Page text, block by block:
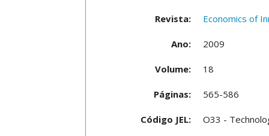
Revista: Economics of
Ano: 2009
Volume: 18
Páginas: 565-586
Código JEL: O33 -